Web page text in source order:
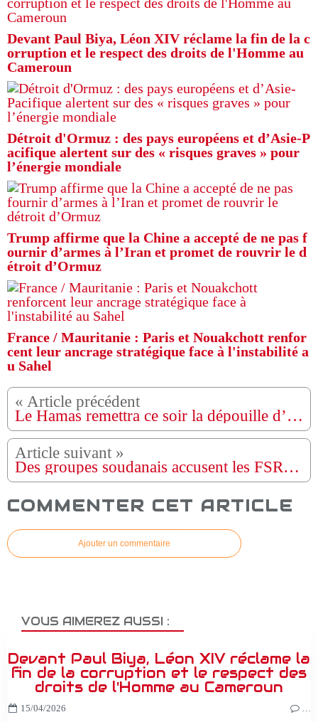
Devant Paul Biya, Léon XIV réclame la fin de la c
orruption et le respect des droits de l'Homme au
Cameroun
Détroit d'Ormuz : des pays européens et d’Asie-P
acifique alertent sur des « risques graves » pour
l’énergie mondiale
Trump affirme que la Chine a accepté de ne pas f
ournir d’armes à l’Iran et promet de rouvrir le d
étroit d’Ormuz
France / Mauritanie : Paris et Nouakchott renfor
cent leur ancrage stratégique face à l'instabilité a
u Sahel
Le Hamas remettra ce soir la dépouille d’un otage israélien dans le cadre du cessez-le-feu à Gaza
Des groupes soudanais accusent les FSR de massacres ethniques et de pillages à El-Fasher
COMMENTER CET ARTICLE
Ajouter un commentaire
VOUS AIMEREZ AUSSI :
Devant Paul Biya, Léon XIV réclame la
fin de la corruption et le respect des
droits de l'Homme au Cameroun
15/04/2026 …